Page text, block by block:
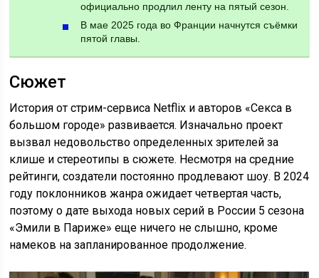
официально продлил ленту на пятый сезон.
В мае 2025 года во Франции начнутся съёмки
пятой главы.
Сюжет
История от стрим-сервиса Netflix и авторов «Секса в
большом городе» развивается. Изначально проект
вызвал недовольство определенных зрителей за
клише и стереотипы в сюжете. Несмотря на средние
рейтинги, создатели постоянно продлевают шоу. В 2024
году поклонников жанра ожидает четвертая часть,
поэтому о дате выхода новых серий в России 5 сезона
«Эмили в Париже» еще ничего не слышно, кроме
намеков на запланированное продолжение.